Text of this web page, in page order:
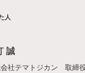
人
誠
社テマトジカン 取締